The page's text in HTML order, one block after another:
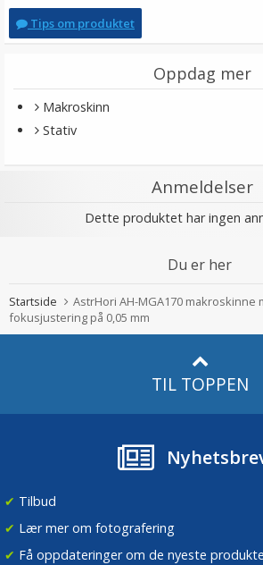
Tips om produktet
Oppdag mer
Makroskinn
Stativ
Anmeldelser
Dette produktet har ingen
Du er her
Startside
AstrHori AH-MGA170 makroskinne
fokusjustering på 0,05 mm
TIL TOPPEN
✔ Tilbud
✔ Lær mer om fotografering
✔ Få oppdateringer om de nyeste